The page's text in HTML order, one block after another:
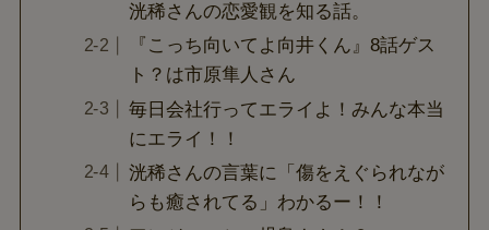
洸稀さんの恋愛観を知る話。
『こっち向いてよ向井くん』8話ゲス
ト？は市原隼人さん
毎日会社行ってエライよ！みんな本当
にエライ！！
洸稀さんの言葉に「傷をえぐられなが
らも癒されてる」わかるー！！